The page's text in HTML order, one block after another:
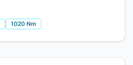
1020 Nm